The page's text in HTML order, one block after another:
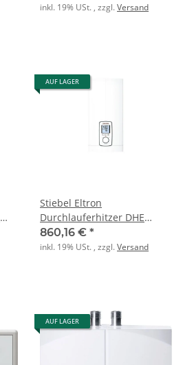
inkl. 19% USt. , zzgl.Versand
AUF LAGER
Stiebel Eltron
Durchlauferhitzer DHE
18/21/24
860,16 € *
inkl. 19% USt. , zzgl.Versand
AUF LAGER